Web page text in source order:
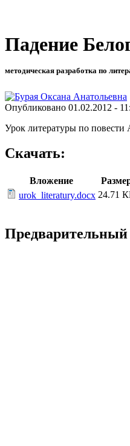
Падение
методическая разработка по
Опубликовано 01.02.2012 -
Урок литературы по
Скачать:
Вложение
urok_literatury.docx 24.71
Предварительный